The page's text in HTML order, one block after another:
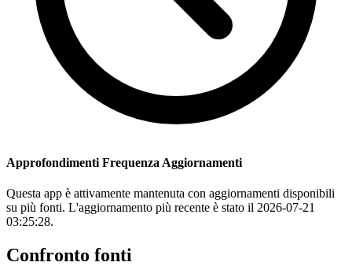
Approfondimenti Frequenza Aggiornamenti
Questa app è attivamente mantenuta con aggiornamenti disponibili
su più fonti. L'aggiornamento più recente è stato il 2026-07-21
03:25:28.
Confronto fonti